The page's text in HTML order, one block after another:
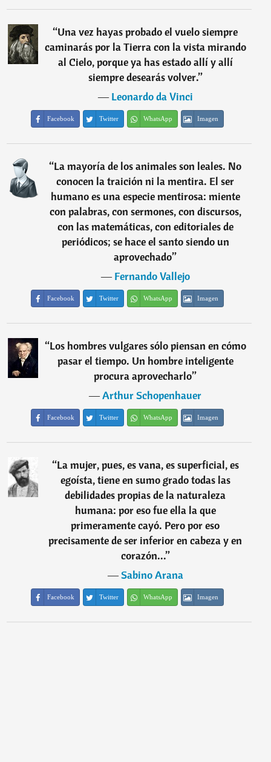
“Una vez hayas probado el vuelo siempre
caminarás por la Tierra con la vista mirando
al Cielo, porque ya has estado allí y allí
siempre desearás volver.”
―Leonardo da Vinci
Facebook Twitter WhatsApp Imagen
“La mayoría de los animales son leales. No
conocen la traición ni la mentira. El ser
humano es una especie mentirosa: miente
con palabras, con sermones, con discursos,
con las matemáticas, con editoriales de
periódicos; se hace el santo siendo un
aprovechado”
―Fernando Vallejo
Facebook Twitter WhatsApp Imagen
“Los hombres vulgares sólo piensan en cómo
pasar el tiempo. Un hombre inteligente
procura aprovecharlo”
―Arthur Schopenhauer
Facebook Twitter WhatsApp Imagen
“La mujer, pues, es vana, es superficial, es
egoísta, tiene en sumo grado todas las
debilidades propias de la naturaleza
humana: por eso fue ella la que
primeramente cayó. Pero por eso
precisamente de ser inferior en cabeza y en
corazón...”
―Sabino Arana
Facebook Twitter WhatsApp Imagen